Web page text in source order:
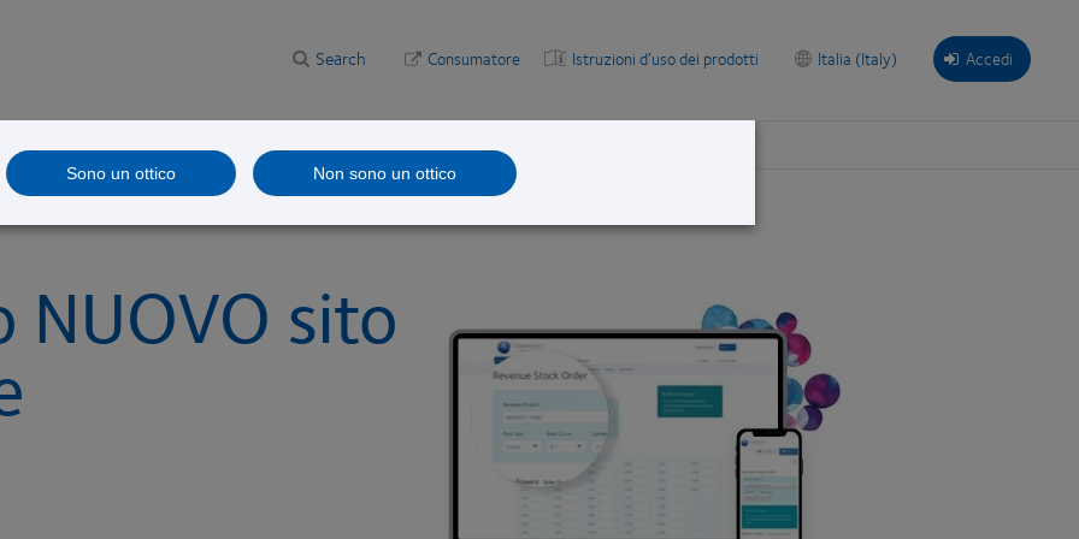
Accedi
Italia (Italy)
Istruzioni d’uso dei prodotti
Consumatore
Search
Studi clinici
sito
Sono un ottico Non sono un ottico